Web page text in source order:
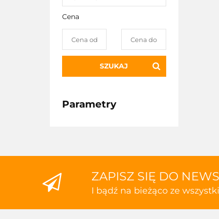
Cena
SZUKAJ
Parametry
ZAPISZ SIĘ DO
I bądź na bieżąco ze